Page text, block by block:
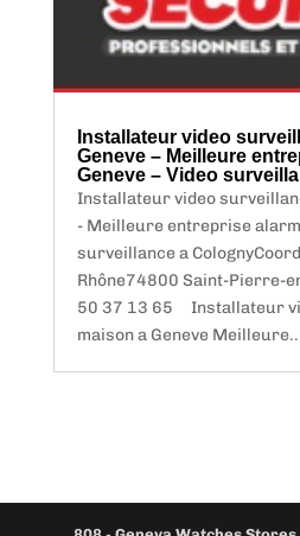
Installateur video
Geneve – Meilleure
Geneve – Video
Installateur video
- Meilleure entreprise
surveillance a
Rhône74800 Saint-Pierre-
50 37 13 65 Installateur
maison a Geneve